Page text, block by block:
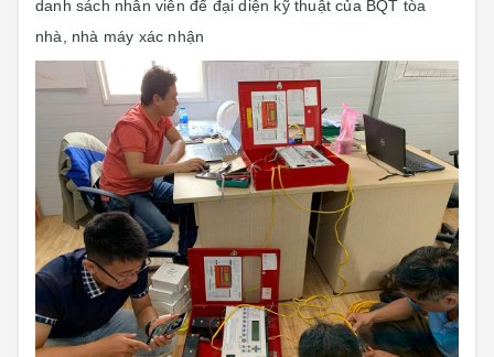
danh sách nhân viên để đại diện kỹ thuật của BQT tòa
nhà, nhà máy xác nhận